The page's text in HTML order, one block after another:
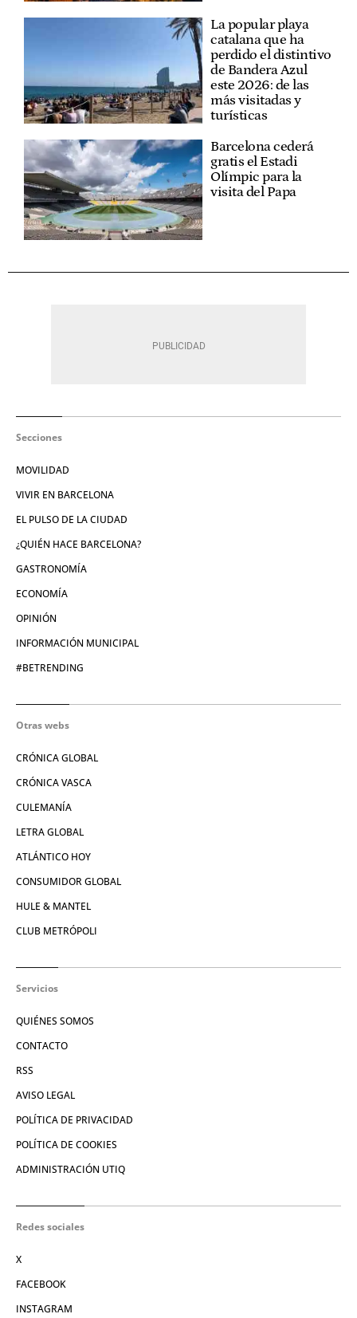
La popular playa
catalana que ha
perdido el distintivo
de Bandera Azul
este 2026: de las
más visitadas y
turísticas
Barcelona cederá
gratis el Estadi
Olímpic para la
visita del Papa
Secciones
MOVILIDAD
VIVIR EN BARCELONA
EL PULSO DE LA CIUDAD
¿QUIÉN HACE BARCELONA?
GASTRONOMÍA
ECONOMÍA
OPINIÓN
INFORMACIÓN MUNICIPAL
#BETRENDING
Otras webs
CRÓNICA GLOBAL
CRÓNICA VASCA
CULEMANÍA
LETRA GLOBAL
ATLÁNTICO HOY
CONSUMIDOR GLOBAL
HULE & MANTEL
CLUB METRÓPOLI
Servicios
QUIÉNES SOMOS
CONTACTO
RSS
AVISO LEGAL
POLÍTICA DE PRIVACIDAD
POLÍTICA DE COOKIES
ADMINISTRACIÓN UTIQ
Redes sociales
X
FACEBOOK
INSTAGRAM